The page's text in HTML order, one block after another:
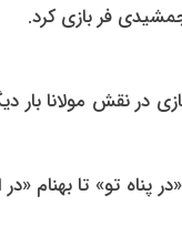
فر بازی کرد.
در نقش مولانا بار